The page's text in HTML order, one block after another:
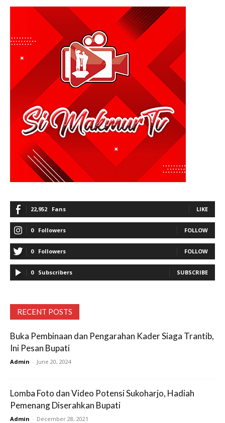
22,952 Fans LIKE
0 Followers FOLLOW
0 Followers FOLLOW
0 Subscribers SUBSCRIBE
RECENT POSTS
Buka Pembinaan dan Pengarahan Kader Siaga Trantib,
Ini Pesan Bupati
Admin - June 20, 2024
Lomba Foto dan Video Potensi Sukoharjo, Hadiah
Pemenang Diserahkan Bupati
Admin - December 28, 2021